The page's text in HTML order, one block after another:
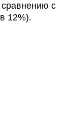
с
12%).